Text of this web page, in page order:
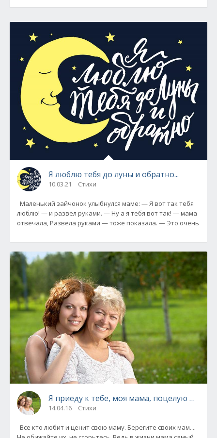
Я люблю тебя до луны и обратно...
10.03.21 Стихи
Маленький зайчонок улыбнулся маме: — Я вот так тебя
люблю! — и развел руками. — Ну а я тебя вот так! — мама
отвечала, Развела руками — тоже показала. — Это очень
Я приеду к тебе, моя мама, поцелую
14.04.16 Стихи
Все кто любит и ценит свою маму. Берегите своих мам....